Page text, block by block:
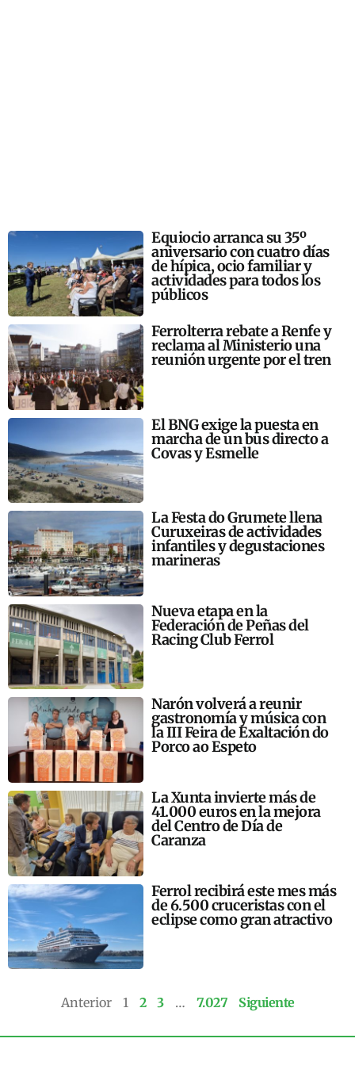
Equiocio arranca su 35º
aniversario con cuatro días
de hípica, ocio familiar y
actividades para todos los
públicos
Ferrolterra rebate a Renfe y
reclama al Ministerio una
reunión urgente por el tren
El BNG exige la puesta en
marcha de un bus directo a
Covas y Esmelle
La Festa do Grumete llena
Curuxeiras de actividades
infantiles y degustaciones
marineras
Nueva etapa en la
Federación de Peñas del
Racing Club Ferrol
Narón volverá a reunir
gastronomía y música con
la III Feira de Exaltación do
Porco ao Espeto
La Xunta invierte más de
41.000 euros en la mejora
del Centro de Día de
Caranza
Ferrol recibirá este mes más
de 6.500 cruceristas con el
eclipse como gran atractivo
Anterior 1 2 3 … 7.027 Siguiente